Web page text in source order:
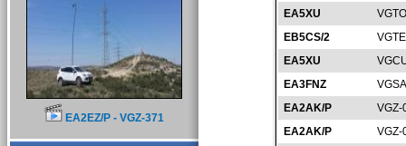
EA5XU
EB5CS/2
EA5XU
EA3FNZ
EA2AK/P
VGZ-
EA2AK/P
VGZ-
EA2EZ/P - VGZ-371